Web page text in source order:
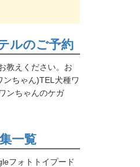
ルのご予約
教えください。お
ンちゃん)TEL犬種ワ
ンちゃんのケガ
一覧
フォトトイプード